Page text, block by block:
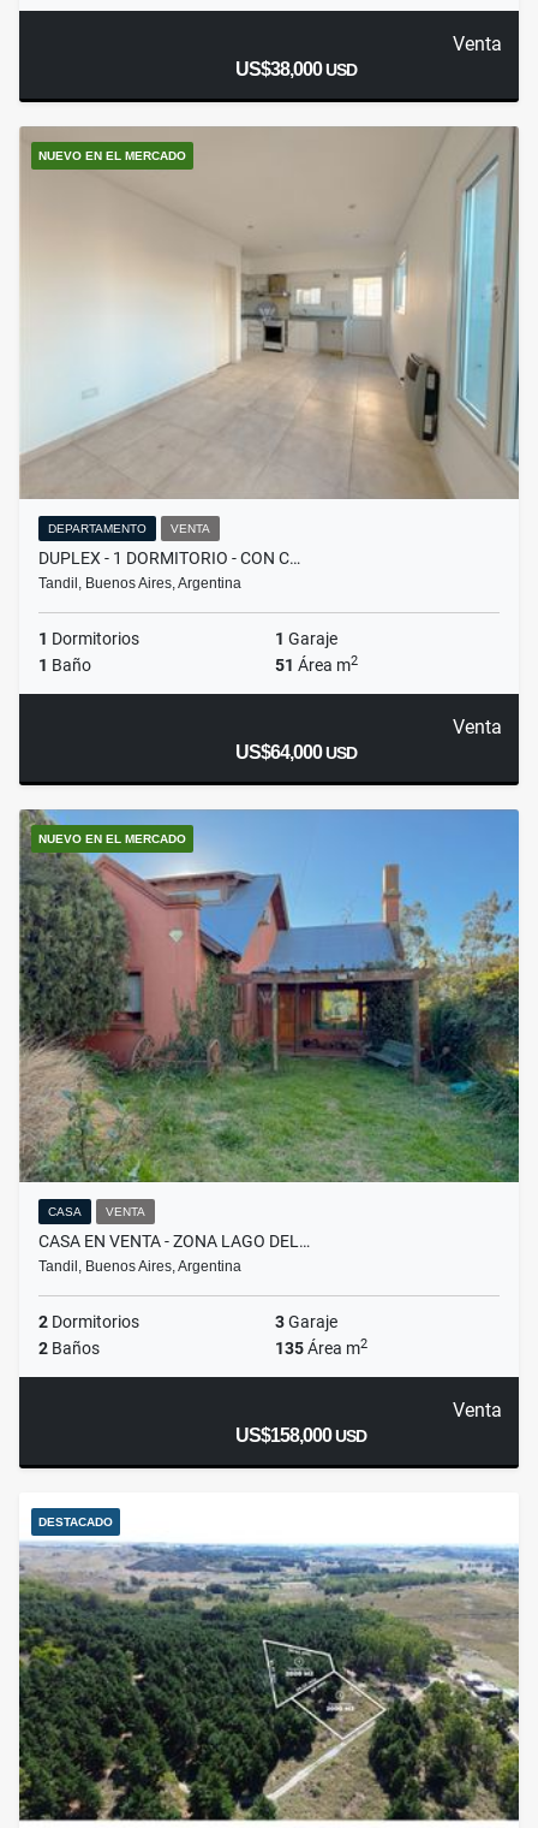
Venta
US$38,000USD
NUEVO EN EL MERCADO
DEPARTAMENTO VENTA
DUPLEX - 1 DORMITORIO - CON C…
Tandil, Buenos Aires, Argentina
1 Dormitorios 1 Garaje
1 Baño 51 Área m2
Venta
US$64,000USD
NUEVO EN EL MERCADO
CASA VENTA
CASA EN VENTA - ZONA LAGO DEL…
Tandil, Buenos Aires, Argentina
2 Dormitorios 3Garaje
2 Baños 135Área m2
Venta
US$158,000USD
DESTACADO